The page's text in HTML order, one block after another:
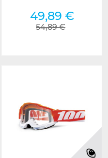
49,89 €
54,89 €